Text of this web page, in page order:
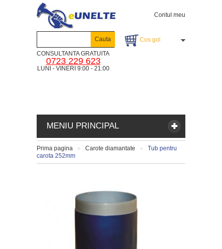
Contul meu
Cos gol
MENIU PRINCIPAL
CONSULTANTA GRATUITA
0723 229 623
LUNI - VINERI 9:00 - 21:00
Cauta
Prima pagina Carote diamantate
Tub pentru
carota 252mm